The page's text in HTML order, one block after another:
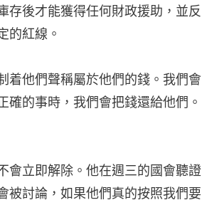
存後才能獲得任何財政援助，並反
的紅線。
着他們聲稱屬於他們的錢。我們會
的事時，我們會把錢還給他們。
會立即解除。他在週三的國會聽證
被討論，如果他們真的按照我們要